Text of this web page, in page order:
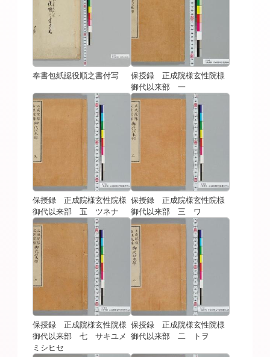
奉書包紙認役順之書付写
保授録 正成院様玄性院様
御代以来部 一
保授録 正成院様玄性院様
御代以来部 五 ツネナ
保授録 正成院様玄性院様
御代以来部 三 ワ
保授録 正成院様玄性院様
御代以来部 七 サキユメ
ミシヒセ
保授録 正成院様玄性院様
御代以来部 二 トヲ